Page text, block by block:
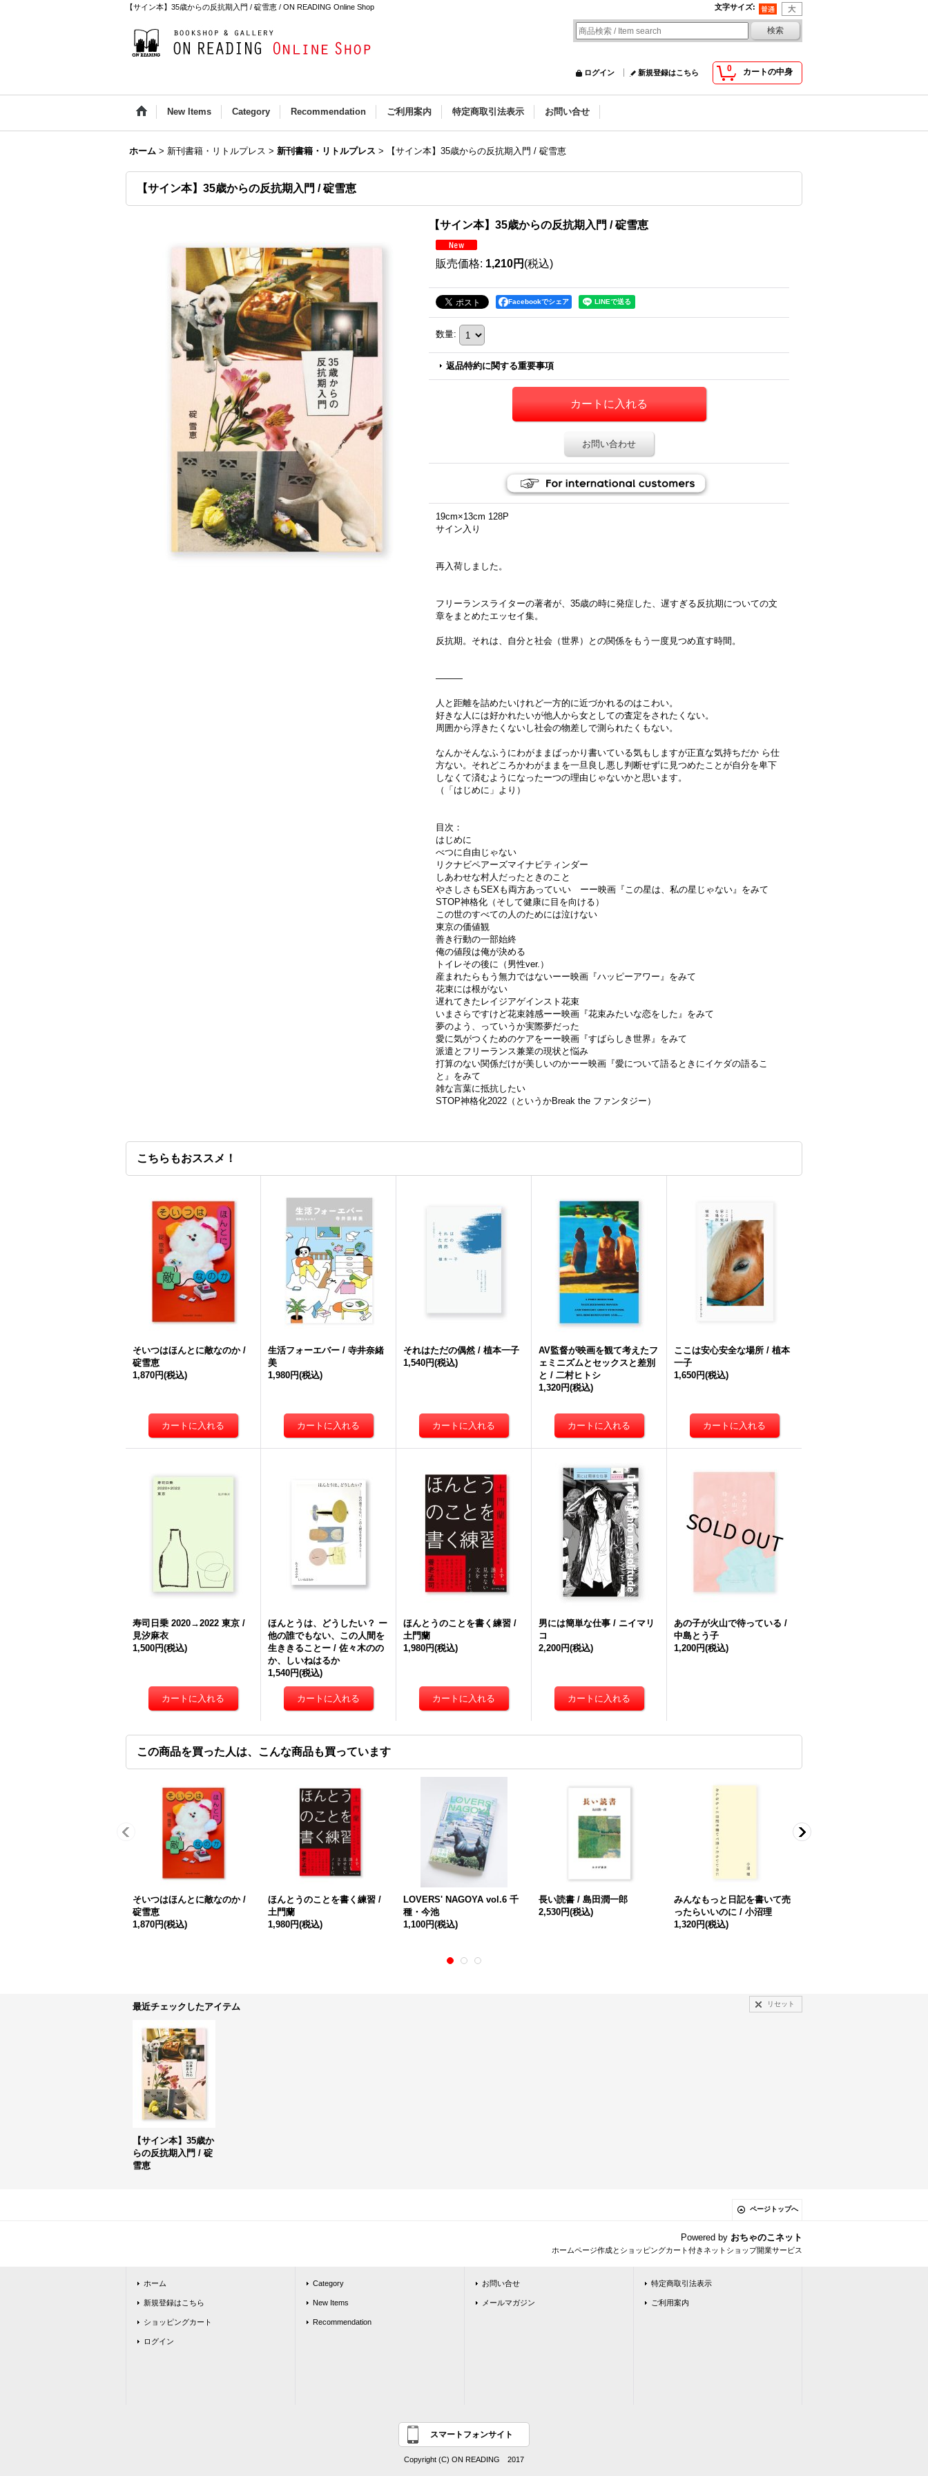
【サイン本】35歳からの反抗期入門 / 碇雪恵 / ON READING Online Shop 文字サイズ:
0 カートの中身
ログイン 新規登録はこちら
New Items Category Recommendation ご利用案内 特定商取引法表示 お問い合せ
ホーム > 新刊書籍・リトルプレス > 新刊書籍・リトルプレス > 【サイン本】35歳からの反抗期入門 / 碇雪恵
【サイン本】35歳からの反抗期入門 / 碇雪恵
【サイン本】35歳からの反抗期入門 / 碇雪恵
販売価格: 1,210円 (税込)
Facebookでシェア
数量:
返品特約に関する重要事項
お問い合わせ
19cm×13cm 128P
サイン入り
再入荷しました。
フリーランスライターの著者が、35歳の時に発症した、遅すぎる反抗期についての文
章をまとめたエッセイ集。
反抗期。それは、自分と社会（世界）との関係をもう一度見つめ直す時間。
―――
人と距離を詰めたいけれど一方的に近づかれるのはこわい。
好きな人には好かれたいが他人から女としての査定をされたくない。
周囲から浮きたくないし社会の物差しで測られたくもない。
なんかそんなふうにわがままばっかり書いている気もしますが正直な気持ちだか ら仕
方ない。それどころかわがままを一旦良し悪し判断せずに見つめたことが自分を卑下
しなくて済むようになったーつの理由じゃないかと思います。
（「はじめに」より）
目次：
はじめに
べつに自由じゃない
リクナビペアーズマイナビティンダー
しあわせな村人だったときのこと
やさしさもSEXも両方あっていい ーー映画『この星は、私の星じゃない』をみて
STOP神格化（そして健康に目を向ける）
この世のすべての人のためには泣けない
東京の価値観
善き行動の一部始終
俺の値段は俺が決める
トイレその後に（男性ver.）
産まれたらもう無力ではないーー映画『ハッピーアワー』をみて
花束には根がない
遅れてきたレイジアゲインスト花束
いまさらですけど花束雑感ーー映画『花束みたいな恋をした』をみて
夢のよう、っていうか実際夢だった
愛に気がつくためのケアをーー映画『すばらしき世界』をみて
派遣とフリーランス兼業の現状と悩み
打算のない関係だけが美しいのかーー映画『愛について語るときにイケダの語るこ
と』をみて
雑な言葉に抵抗したい
STOP神格化2022（というかBreak the ファンタジー）
こちらもおススメ！
そいつはほんとに敵なのか /
碇雪恵
1,870円(税込)
生活フォーエバー / 寺井奈緒
美
1,980円(税込)
それはただの偶然 / 植本一子
1,540円(税込)
AV監督が映画を観て考えたフ
ェミニズムとセックスと差別
と / 二村ヒトシ
1,320円(税込)
ここは安心安全な場所 / 植本
一子
1,650円(税込)
寿司日乗 2020→2022 東京 /
見汐麻衣
1,500円(税込)
ほんとうは、どうしたい？ ー
他の誰でもない、この人間を
生ききることー / 佐々木のの
か、しいねはるか
1,540円(税込)
ほんとうのことを書く練習 /
土門蘭
1,980円(税込)
男には簡単な仕事 / ニイマリ
コ
2,200円(税込)
あの子が火山で待っている /
中島とう子
1,200円(税込)
この商品を買った人は、こんな商品も買っています
そいつはほんとに敵なのか /
碇雪恵
1,870円(税込)
ほんとうのことを書く練習 /
土門蘭
1,980円(税込)
LOVERS' NAGOYA vol.6 千
種・今池
1,100円(税込)
長い読書 / 島田潤一郎
2,530円(税込)
みんなもっと日記を書いて売
ったらいいのに / 小沼理
1,320円(税込)
最近チェックしたアイテム リセット
【サイン本】35歳か
らの反抗期入門 / 碇
雪恵
ページトップへ
Powered by おちゃのこネット
ホームページ作成とショッピングカート付きネットショップ開業サービス
ホーム
新規登録はこちら
ショッピングカート
ログイン
Category
New Items
Recommendation
お問い合せ
メールマガジン
特定商取引法表示
ご利用案内
スマートフォンサイト
Copyright (C) ON READING 2017